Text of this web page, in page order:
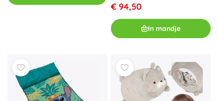
€ 94,50
In mandje